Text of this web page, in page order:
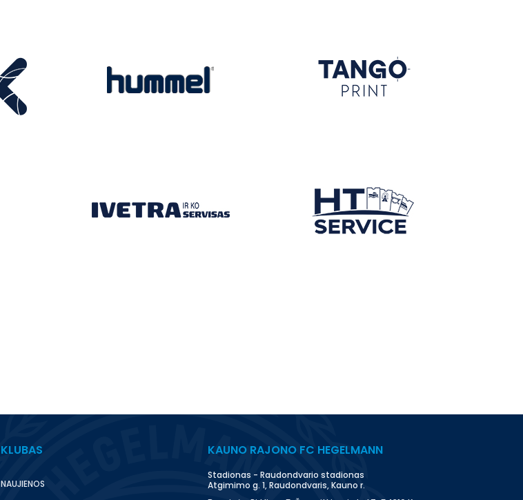
KLUBAS
NAUJIENOS
KAUNO RAJONO FC HEGELMANN
Stadionas - Raudondvario stadionas
Atgimimo g. 1, Raudondvaris, Kauno r.